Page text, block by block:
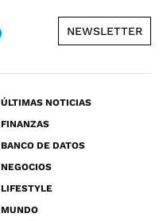
NEWSLETTER
ÚLTIMAS NOTICIAS
FINANZAS
BANCO DE DATOS
NEGOCIOS
LIFESTYLE
MUNDO